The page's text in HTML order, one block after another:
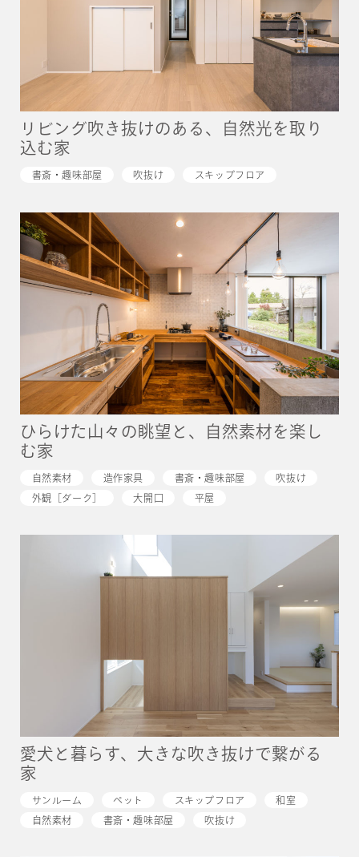
リビング吹き抜けのある、自然光を取り
込む家
書斎・趣味部屋 吹抜け スキップフロア
ひらけた山々の眺望と、自然素材を楽し
む家
自然素材 造作家具 書斎・趣味部屋 吹抜け
外観［ダーク］ 大開口 平屋
愛犬と暮らす、大きな吹き抜けで繋がる
家
サンルーム ペット スキップフロア 和室
自然素材 書斎・趣味部屋 吹抜け